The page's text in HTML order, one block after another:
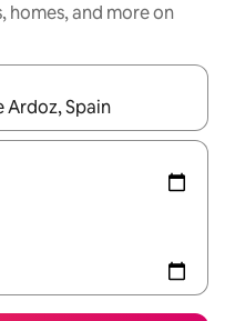
homes, and more on
with up and down arrow